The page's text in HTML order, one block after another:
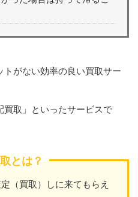
がない効率の良い買取サー
買取」といったサービスで
とは？
（買取）しに来てもらえ